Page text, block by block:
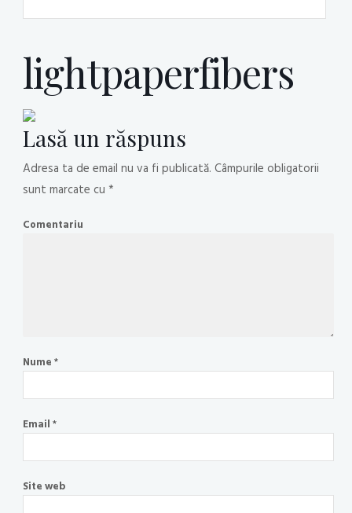
lightpaperfibers
Lasă un răspuns
Adresa ta de email nu va fi publicată. Câmpurile obligatorii
sunt marcate cu *
Comentariu
Nume *
Email *
Site web